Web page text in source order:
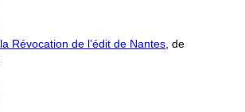
Révocation de l’édit de Nantes , de